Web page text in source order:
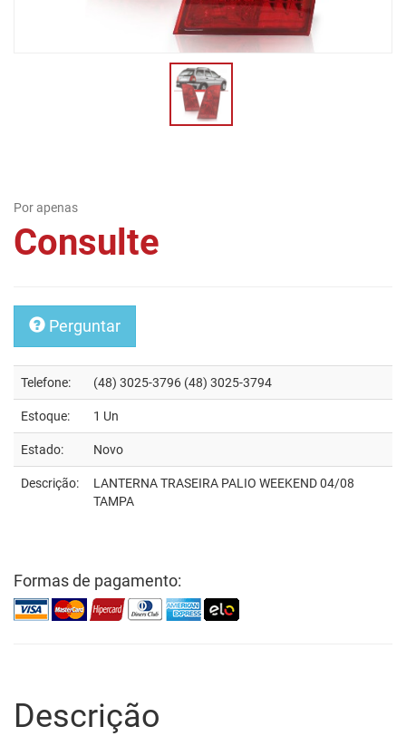
Por apenas
Consulte
Perguntar
Telefone: (48) 3025-3796 (48) 3025-3794
Estoque: 1 Un
Estado: Novo
Descrição:
LANTERNA TRASEIRA PALIO WEEKEND 04/08
TAMPA
Formas de pagamento:
Descrição